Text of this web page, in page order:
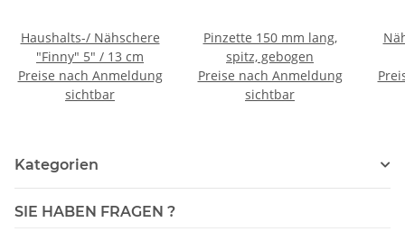
Haushalts-/ Nähschere
"Finny" 5" / 13 cm
Preise nach Anmeldung
sichtbar
Pinzette 150 mm lang,
spitz, gebogen
Preise nach Anmeldung
sichtbar
Kategorien
SIE HABEN FRAGEN ?